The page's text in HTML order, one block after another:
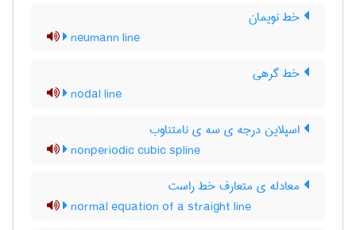
خط نویمان
neumann line
خط گرهی
nodal line
اسپلاین درجه ی سه ی نامتناوب
nonperiodic cubic spline
معادله ی متعارف خط راست
normal equation of a straight line